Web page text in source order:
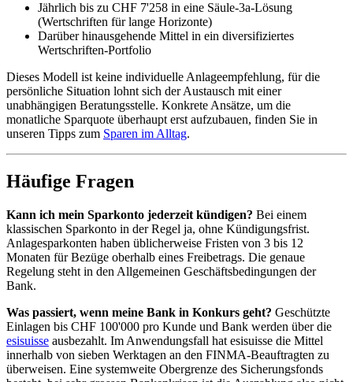
Jährlich bis zu CHF 7'258 in eine Säule-3a-Lösung
(Wertschriften für lange Horizonte)
Darüber hinausgehende Mittel in ein diversifiziertes
Wertschriften-Portfolio
Dieses Modell ist keine individuelle Anlageempfehlung, für die
persönliche Situation lohnt sich der Austausch mit einer
unabhängigen Beratungsstelle. Konkrete Ansätze, um die
monatliche Sparquote überhaupt erst aufzubauen, finden Sie in
unseren Tipps zum Sparen im Alltag.
Häufige Fragen
Kann ich mein Sparkonto jederzeit kündigen? Bei einem
klassischen Sparkonto in der Regel ja, ohne Kündigungsfrist.
Anlagesparkonten haben üblicherweise Fristen von 3 bis 12
Monaten für Bezüge oberhalb eines Freibetrags. Die genaue
Regelung steht in den Allgemeinen Geschäftsbedingungen der
Bank.
Was passiert, wenn meine Bank in Konkurs geht? Geschützte
Einlagen bis CHF 100'000 pro Kunde und Bank werden über die
esisuisse ausbezahlt. Im Anwendungsfall hat esisuisse die Mittel
innerhalb von sieben Werktagen an den FINMA-Beauftragten zu
überweisen. Eine systemweite Obergrenze des Sicherungsfonds